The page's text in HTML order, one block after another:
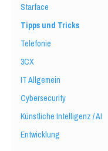
Starface
Tipps und Tricks
Telefonie
3CX
IT Allgemein
Cybersecurity
Künstliche Intelligenz / AI
Entwicklung